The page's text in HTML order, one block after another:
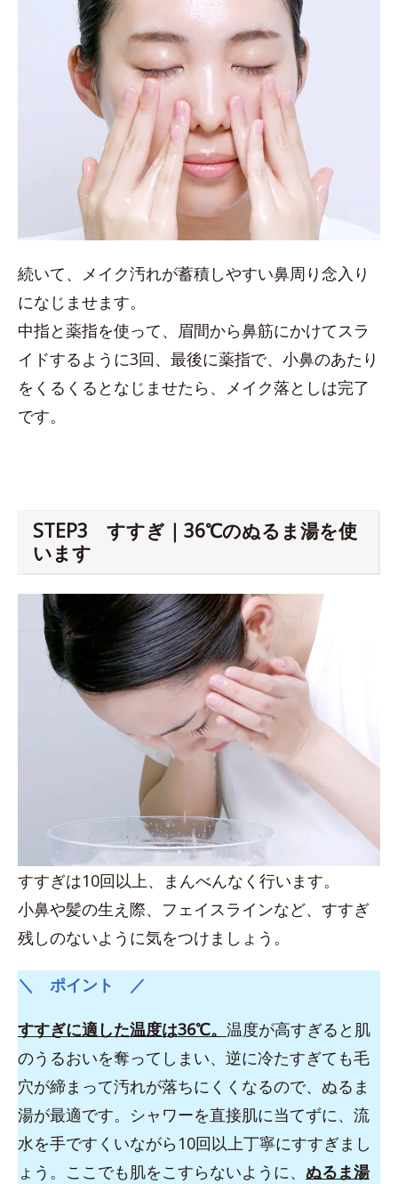
続いて、メイク汚れが蓄積しやすい鼻周り念入り
になじませます。
中指と薬指を使って、眉間から鼻筋にかけてスラ
イドするように3回、最後に薬指で、小鼻のあたり
をくるくるとなじませたら、メイク落としは完了
です。
STEP3 すすぎ｜36℃のぬるま湯を使
います
すすぎは10回以上、まんべんなく行います。
小鼻や髪の生え際、フェイスラインなど、すすぎ
残しのないように気をつけましょう。
＼ ポイント ／
すすぎに適した温度は36℃。 温度が高すぎると肌
のうるおいを奪ってしまい、逆に冷たすぎても毛
穴が締まって汚れが落ちにくくなるので、ぬるま
湯が最適です。シャワーを直接肌に当てずに、流
水を手ですくいながら10回以上丁寧にすすぎまし
ょう。ここでも肌をこすらないように、 ぬるま湯